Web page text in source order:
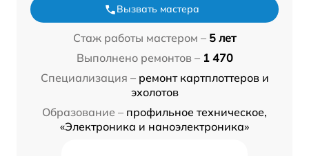
Вызвать мастера
Стаж работы мастером – 5 лет
Выполнено ремонтов – 1 470
Специализация – ремонт картплоттеров и
эхолотов
Образование – профильное техническое,
«Электроника и наноэлектроника»